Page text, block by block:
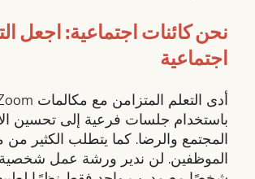
نحن كائنات اجتماعية: اجعل
اجتماعية
باستخدام جلسات فرعية إلى تحسين
المجتمع والرضا. كما يتطلب الكثير من